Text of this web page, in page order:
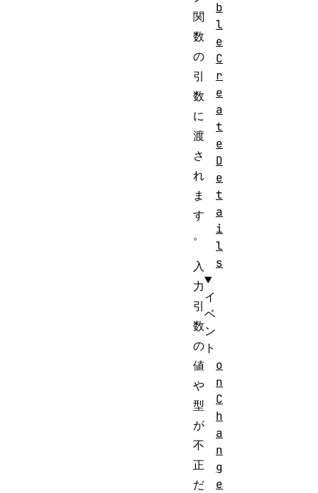
関
数
の
引
数
に
渡
さ
れ
ま
す
。
入
力
引
数
の
値
や
型
が
不
正
だ
b
l
e
C
r
e
a
t
e
D
e
t
a
i
l
s
イ
ベ
ン
ト
o
n
C
h
a
n
g
e